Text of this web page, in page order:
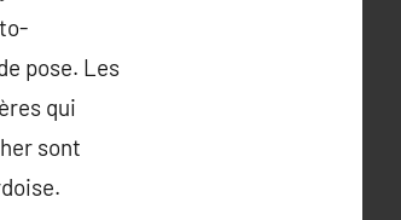
pose. Les
qui
sont